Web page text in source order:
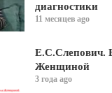
диагностики
11 месяцев ago
Е.С.Слепович.
Женщиной
3 года ago